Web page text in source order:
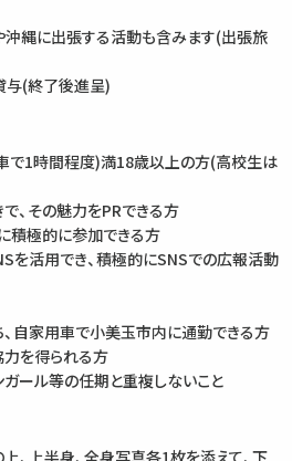
出張する活動も含みます(出張旅
(終了後進呈)
1時間程度)満18歳以上の方(高校生は
、その魅力をPRできる方
積極的に参加できる方
を活用でき、積極的にSNSでの広報活動
自家用車で小美玉市内に通勤できる方
を得られる方
ール等の任期と重複しないこと
、上半身、全身写真各1枚を添えて、下